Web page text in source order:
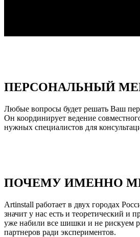
ПЕРСОНАЛЬНЫЙ
Любые вопросы будет решать Ваш
Он координирует ведение
нужных специалистов для
ПОЧЕМУ ИМЕННО
Artinstall работает в двух городах
значит у нас есть и теоретический и
уже набили все шишки и не рискуем
партнеров ради экспериментов.